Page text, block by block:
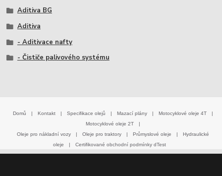
Aditiva BG
Aditiva
- Aditivace nafty
- Čističe palivového systému
Domů | Kontakt | Specifikace olejů | Mazací plány | Motocyklové oleje 4T
|
Motocyklové oleje 2T
|
Oleje pro nákladní vozy
| Oleje pro traktory | Průmyslové oleje |
Hydraulické
oleje
| Certifikované obchodní podmínky dTest